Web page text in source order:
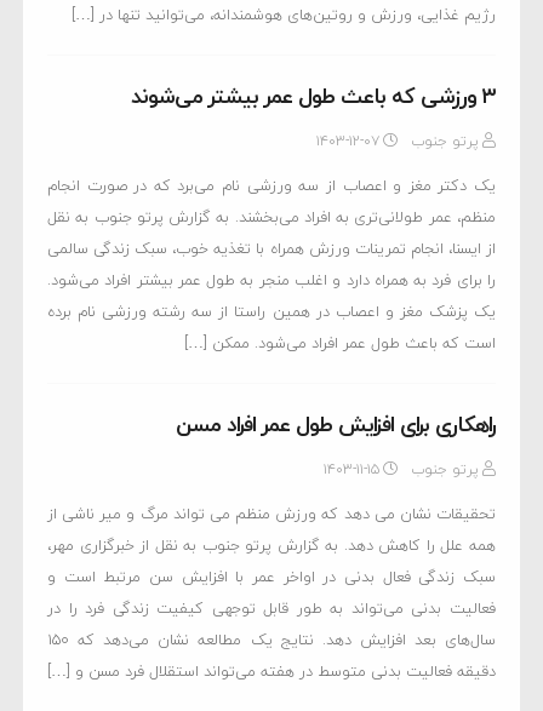
رژیم غذایی، ورزش و روتین‌های هوشمندانه، می‌توانید تنها در […]
۳ ورزشی که باعث طول عمر بیشتر می‌شوند
پرتو جنوب ۱۴۰۳-۱۲-۰۷
یک دکتر مغز و اعصاب از سه ورزشی نام می‌برد که در صورت انجام
منظم، عمر طولانی‌تری به افراد می‌بخشند. به گزارش پرتو جنوب به نقل
از ایسنا، انجام تمرینات ورزش همراه با تغذیه خوب، سبک زندگی سالمی
را برای فرد به همراه دارد و اغلب منجر به طول عمر بیشتر افراد می‌شود.
یک پزشک مغز و اعصاب در همین راستا از سه رشته ورزشی نام برده
است که باعث طول عمر افراد می‌شود. ممکن […]
راهکاری برای افزایش طول عمر افراد مسن
پرتو جنوب ۱۴۰۳-۱۱-۱۵
تحقیقات نشان می دهد که ورزش منظم می تواند مرگ و میر ناشی از
همه علل را کاهش دهد. به گزارش پرتو جنوب به نقل از خبرگزاری مهر،
سبک زندگی فعال بدنی در اواخر عمر با افزایش سن مرتبط است و
فعالیت بدنی می‌تواند به طور قابل توجهی کیفیت زندگی فرد را در
سال‌های بعد افزایش دهد. نتایج یک مطالعه نشان می‌دهد که ۱۵۰
دقیقه فعالیت بدنی متوسط در هفته می‌تواند استقلال فرد مسن و […]